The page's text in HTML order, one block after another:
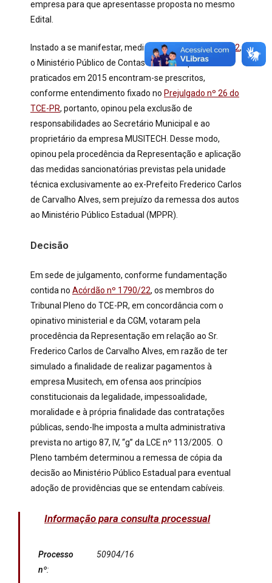
empresa para que apresentasse proposta no mesmo
Edital.
Instado a se manifestar, mediante o Parecer n° 341/22,
o Ministério Público de Contas observou que os atos
praticados em 2015 encontram-se prescritos,
conforme entendimento fixado no Prejulgado nº 26 do
TCE-PR, portanto, opinou pela exclusão de
responsabilidades ao Secretário Municipal e ao
proprietário da empresa MUSITECH. Desse modo,
opinou pela procedência da Representação e aplicação
das medidas sancionatórias previstas pela unidade
técnica exclusivamente ao ex-Prefeito Frederico Carlos
de Carvalho Alves, sem prejuízo da remessa dos autos
ao Ministério Público Estadual (MPPR).
Decisão
Em sede de julgamento, conforme fundamentação
contida no Acórdão nº 1790/22, os membros do
Tribunal Pleno do TCE-PR, em concordância com o
opinativo ministerial e da CGM, votaram pela
procedência da Representação em relação ao Sr.
Frederico Carlos de Carvalho Alves, em razão de ter
simulado a finalidade de realizar pagamentos à
empresa Musitech, em ofensa aos princípios
constitucionais da legalidade, impessoalidade,
moralidade e à própria finalidade das contratações
públicas, sendo-lhe imposta a multa administrativa
prevista no artigo 87, IV, “g” da LCE nº 113/2005.
O
Pleno também determinou a remessa de cópia da
decisão ao Ministério Público Estadual para eventual
adoção de providências que se entendam cabíveis.
Informação para consulta processual
Processo
nº:
50904/16